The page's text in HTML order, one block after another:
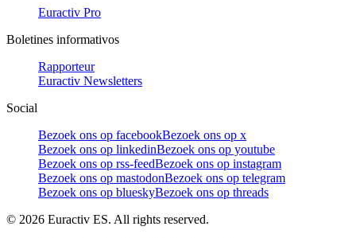
Euractiv Pro
Boletines informativos
Rapporteur
Euractiv Newsletters
Social
Bezoek ons op facebookBezoek ons op x
Bezoek ons op linkedinBezoek ons op youtube
Bezoek ons op rss-feedBezoek ons op instagram
Bezoek ons op mastodonBezoek ons op telegram
Bezoek ons op blueskyBezoek ons op threads
© 2026 Euractiv ES. All rights reserved.